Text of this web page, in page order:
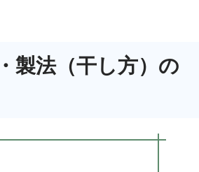
製法（干し方）の